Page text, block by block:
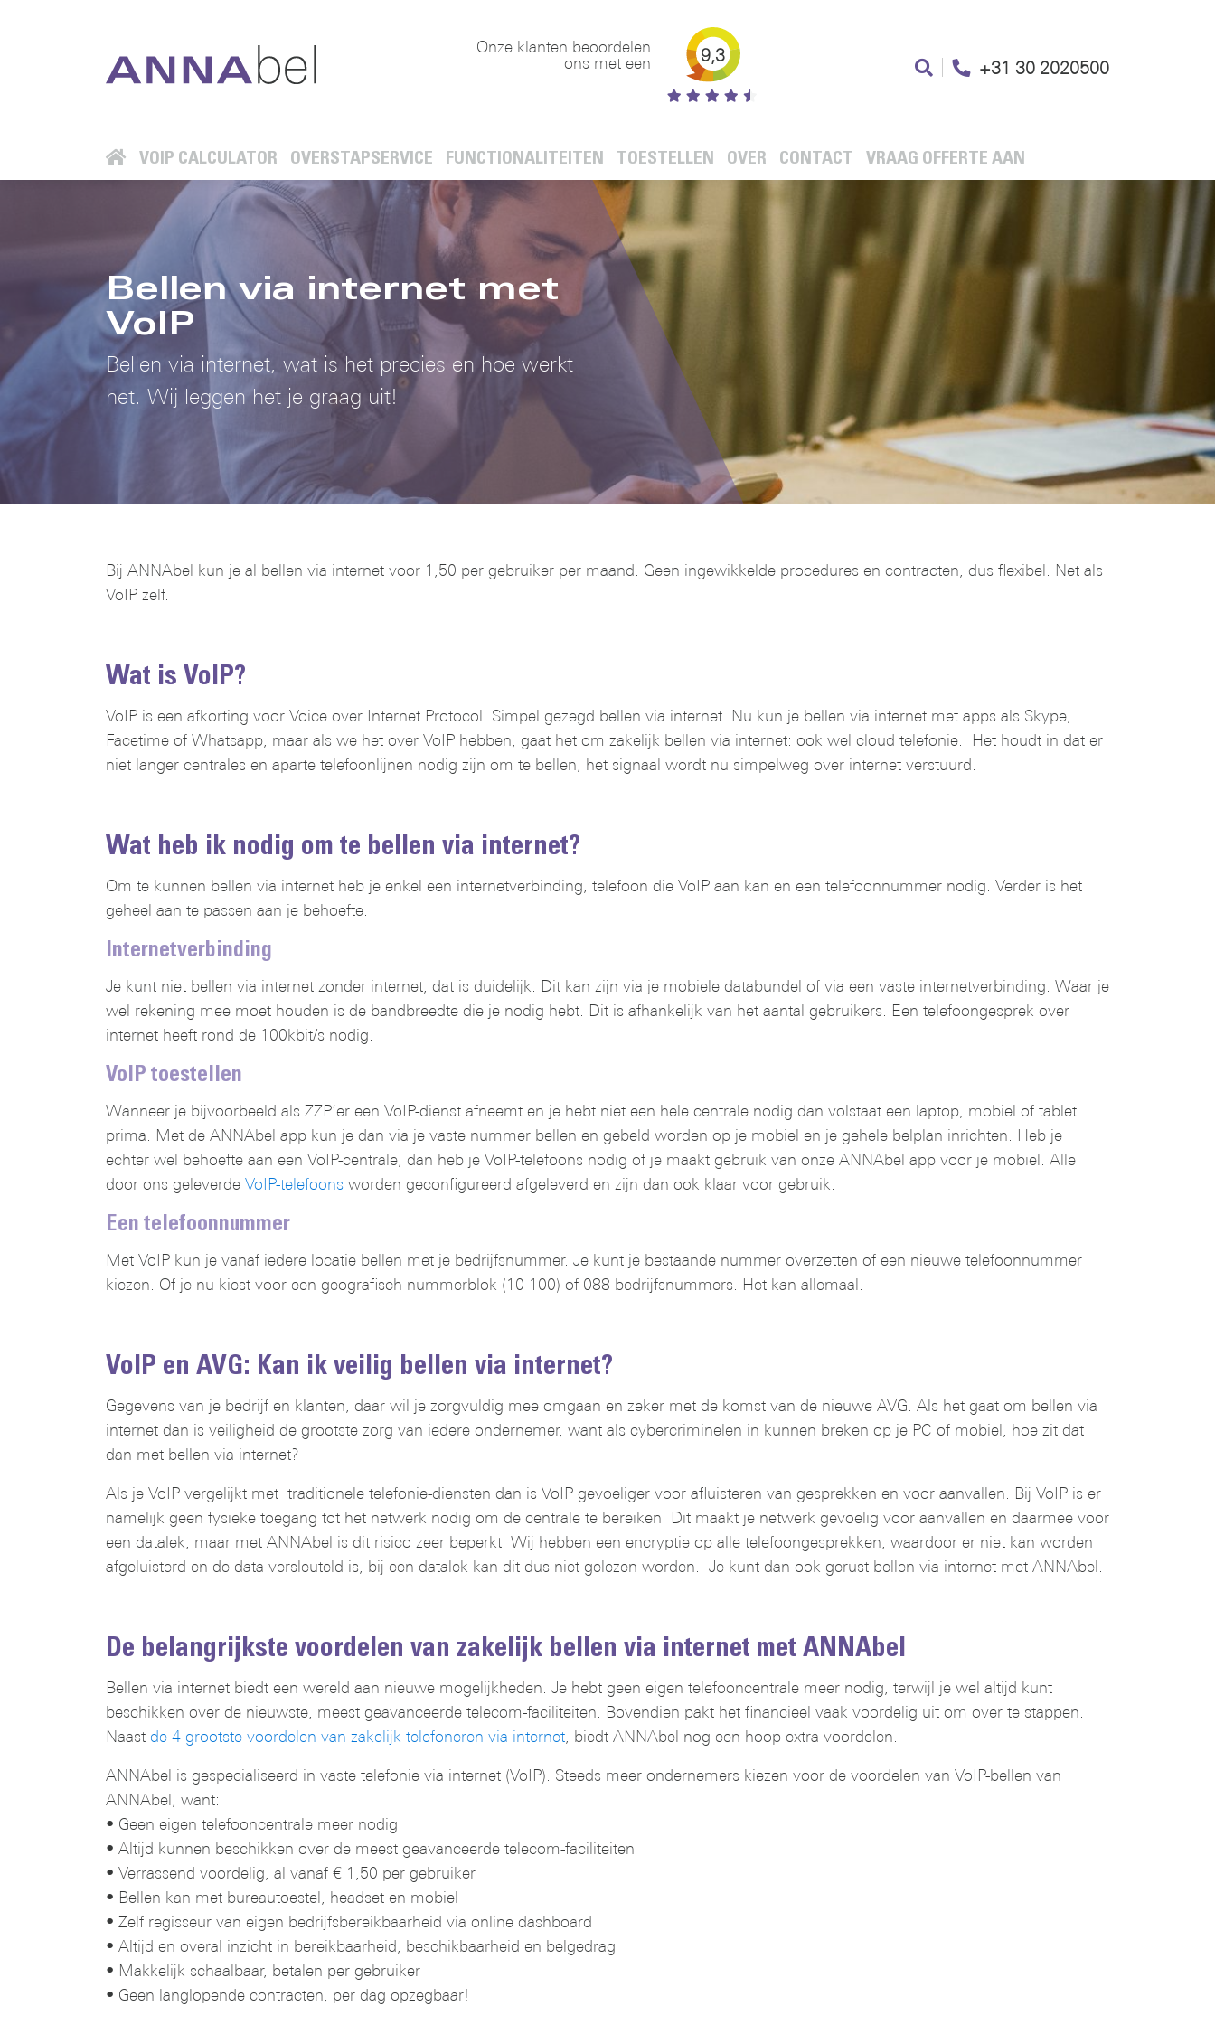
Onze klanten beoordelen
ons met een
9,3
+31 30 2020500
VOIP CALCULATOR OVERSTAPSERVICE FUNCTIONALITEITEN TOESTELLEN OVER CONTACT VRAAG OFFERTE AAN
Bellen via internet met
VoIP
Bellen via internet, wat is het precies en hoe werkt
het. Wij leggen het je graag uit!
Bij ANNAbel kun je al bellen via internet voor 1,50 per gebruiker per maand. Geen ingewikkelde procedures en contracten, dus flexibel. Net als
VoIP zelf.
Wat is VoIP?
VoIP is een afkorting voor Voice over Internet Protocol. Simpel gezegd bellen via internet. Nu kun je bellen via internet met apps als Skype,
Facetime of Whatsapp, maar als we het over VoIP hebben, gaat het om zakelijk bellen via internet: ook wel cloud telefonie. Het houdt in dat er
niet langer centrales en aparte telefoonlijnen nodig zijn om te bellen, het signaal wordt nu simpelweg over internet verstuurd.
Wat heb ik nodig om te bellen via internet?
Om te kunnen bellen via internet heb je enkel een internetverbinding, telefoon die VoIP aan kan en een telefoonnummer nodig. Verder is het
geheel aan te passen aan je behoefte.
Internetverbinding
Je kunt niet bellen via internet zonder internet, dat is duidelijk. Dit kan zijn via je mobiele databundel of via een vaste internetverbinding. Waar je
wel rekening mee moet houden is de bandbreedte die je nodig hebt. Dit is afhankelijk van het aantal gebruikers. Een telefoongesprek over
internet heeft rond de 100kbit/s nodig.
VoIP toestellen
Wanneer je bijvoorbeeld als ZZP’er een VoIP-dienst afneemt en je hebt niet een hele centrale nodig dan volstaat een laptop, mobiel of tablet
prima. Met de ANNAbel app kun je dan via je vaste nummer bellen en gebeld worden op je mobiel en je gehele belplan inrichten. Heb je
echter wel behoefte aan een VoIP-centrale, dan heb je VoIP-telefoons nodig of je maakt gebruik van onze ANNAbel app voor je mobiel. Alle
door ons geleverde VoIP-telefoons worden geconfigureerd afgeleverd en zijn dan ook klaar voor gebruik.
Een telefoonnummer
Met VoIP kun je vanaf iedere locatie bellen met je bedrijfsnummer. Je kunt je bestaande nummer overzetten of een nieuwe telefoonnummer
kiezen. Of je nu kiest voor een geografisch nummerblok (10-100) of 088-bedrijfsnummers. Het kan allemaal.
VoIP en AVG: Kan ik veilig bellen via internet?
Gegevens van je bedrijf en klanten, daar wil je zorgvuldig mee omgaan en zeker met de komst van de nieuwe AVG. Als het gaat om bellen via
internet dan is veiligheid de grootste zorg van iedere ondernemer, want als cybercriminelen in kunnen breken op je PC of mobiel, hoe zit dat
dan met bellen via internet?
Als je VoIP vergelijkt met traditionele telefonie-diensten dan is VoIP gevoeliger voor afluisteren van gesprekken en voor aanvallen. Bij VoIP is er
namelijk geen fysieke toegang tot het netwerk nodig om de centrale te bereiken. Dit maakt je netwerk gevoelig voor aanvallen en daarmee voor
een datalek, maar met ANNAbel is dit risico zeer beperkt. Wij hebben een encryptie op alle telefoongesprekken, waardoor er niet kan worden
afgeluisterd en de data versleuteld is, bij een datalek kan dit dus niet gelezen worden. Je kunt dan ook gerust bellen via internet met ANNAbel.
De belangrijkste voordelen van zakelijk bellen via internet met ANNAbel
Bellen via internet biedt een wereld aan nieuwe mogelijkheden. Je hebt geen eigen telefooncentrale meer nodig, terwijl je wel altijd kunt
beschikken over de nieuwste, meest geavanceerde telecom-faciliteiten. Bovendien pakt het financieel vaak voordelig uit om over te stappen.
Naast de 4 grootste voordelen van zakelijk telefoneren via internet , biedt ANNAbel nog een hoop extra voordelen.
ANNAbel is gespecialiseerd in vaste telefonie via internet (VoIP). Steeds meer ondernemers kiezen voor de voordelen van VoIP-bellen van
ANNAbel, want:
• Geen eigen telefooncentrale meer nodig
• Altijd kunnen beschikken over de meest geavanceerde telecom-faciliteiten
• Verrassend voordelig, al vanaf € 1,50 per gebruiker
• Bellen kan met bureautoestel, headset en mobiel
• Zelf regisseur van eigen bedrijfsbereikbaarheid via online dashboard
• Altijd en overal inzicht in bereikbaarheid, beschikbaarheid en belgedrag
• Makkelijk schaalbaar, betalen per gebruiker
• Geen langlopende contracten, per dag opzegbaar!